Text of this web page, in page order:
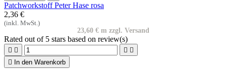
Patchworkstoff Peter Hase rosa
2,36 €
(inkl. MwSt.)
23,60 € m zzgl. Versand
Rated out of 5 stars based on review(s)
   

In den Warenkorb